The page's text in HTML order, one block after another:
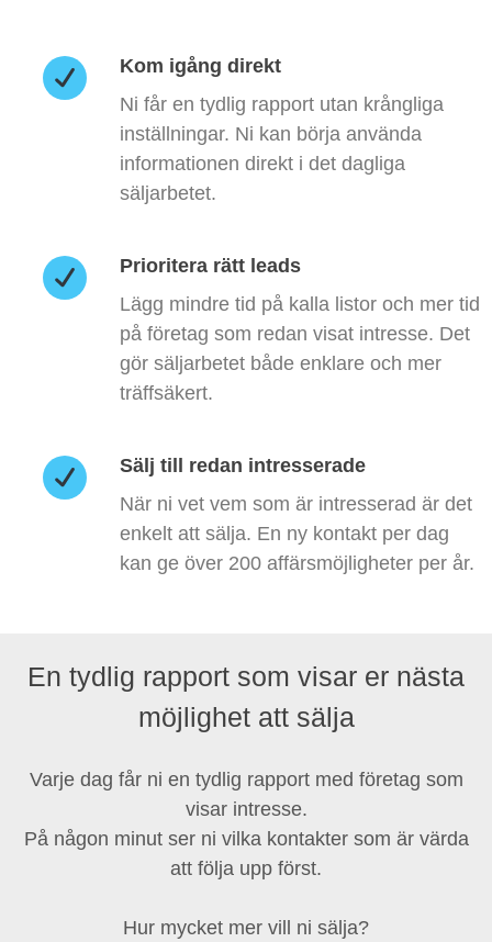
Kom igång direkt
Ni får en tydlig rapport utan krångliga
inställningar. Ni kan börja använda
informationen direkt i det dagliga
säljarbetet.
Prioritera rätt leads
Lägg mindre tid på kalla listor och mer tid
på företag som redan visat intresse. Det
gör säljarbetet både enklare och mer
träffsäkert.
Sälj till redan intresserade
När ni vet vem som är intresserad är det
enkelt att sälja. En ny kontakt per dag
kan ge över 200 affärsmöjligheter per år.
En tydlig rapport som visar er nästa
möjlighet att sälja
Varje dag får ni en tydlig rapport med företag som
visar intresse.
På någon minut ser ni vilka kontakter som är värda
att följa upp först.
Hur mycket mer vill ni sälja?